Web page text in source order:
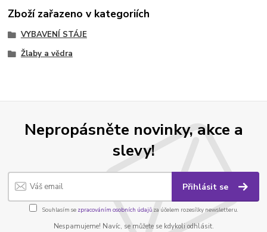
Zboží zařazeno v kategoriích
VYBAVENÍ STÁJE
Žlaby a vědra
Nepropásněte novinky, akce a
slevy!
Přihlásit se
Souhlasím se zpracováním osobních údajůza účelem rozesílky newsletteru.
Nespamujeme! Navíc, se můžete se kdykoli odhlásit.